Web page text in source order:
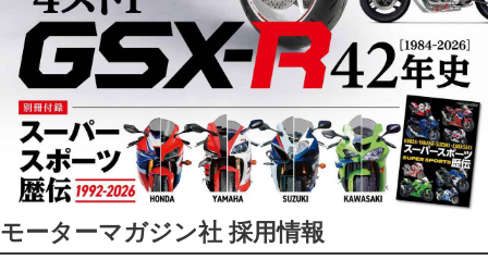
モーターマガジン社 採用情報